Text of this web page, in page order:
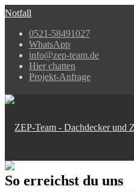
Notfall
0521-58491027
WhatsApp
info@zep-team.de
Hier chatten
Projekt-Anfrage
So erreichst du uns